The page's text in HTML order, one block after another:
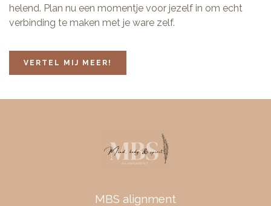
helend. Plan nu een momentje voor jezelf in om echt
verbinding te maken met je ware zelf.
VERTEL MIJ MEER!
MBS alignment